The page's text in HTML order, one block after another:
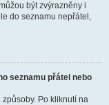
být zvýrazněny i
do seznamu nepřátel,
seznamu přátel nebo
Po kliknutí na